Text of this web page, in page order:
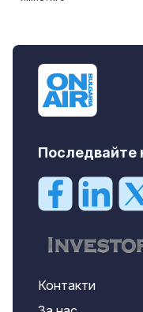
Последвайте
Контакти